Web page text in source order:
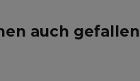
auch gefallen